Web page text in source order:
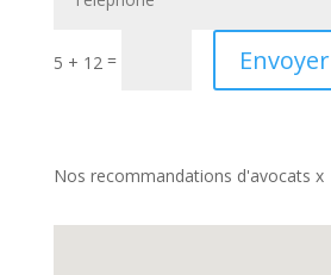
5 + 12 = Envoyer
Nos recommandations d'avocats x